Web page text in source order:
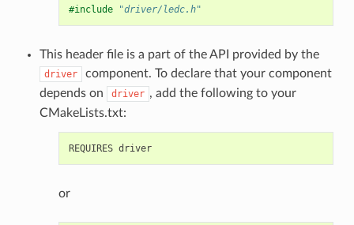
#include "driver/ledc.h"
This header file is a part of the API provided by the
driver
component. To declare that your component
depends on
driver , add the following to your
CMakeLists.txt:
REQUIRES driver
or